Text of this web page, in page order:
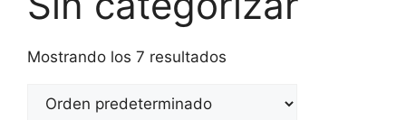
Mostrando los 7 resultados